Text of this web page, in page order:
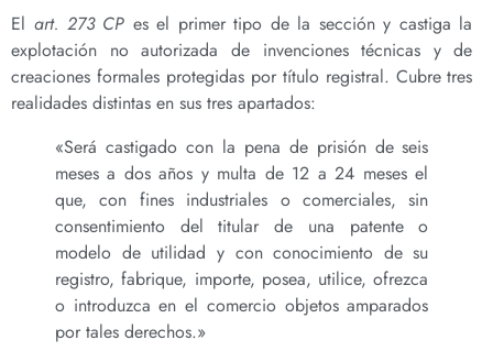
El art. 273 CP es el primer tipo de la sección y castiga la
explotación no autorizada de invenciones técnicas y de
creaciones formales protegidas por título registral. Cubre tres
realidades distintas en sus tres apartados:
«Será castigado con la pena de prisión de seis
meses a dos años y multa de 12 a 24 meses el
que, con fines industriales o comerciales, sin
consentimiento del titular de una patente o
modelo de utilidad y con conocimiento de su
registro, fabrique, importe, posea, utilice, ofrezca
o introduzca en el comercio objetos amparados
por tales derechos.»